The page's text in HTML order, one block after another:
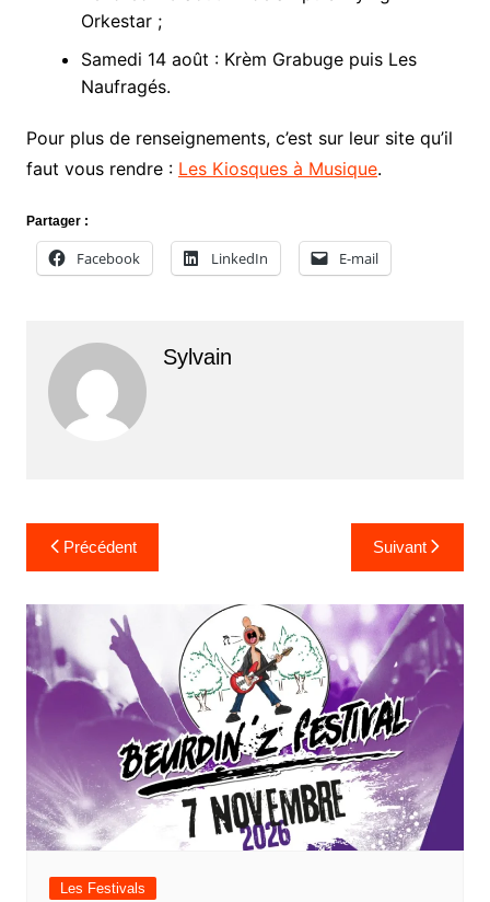
Orkestar ;
Samedi 14 août : Krèm Grabuge puis Les
Naufragés.
Pour plus de renseignements, c’est sur leur site qu’il
faut vous rendre : Les Kiosques à Musique.
Partager :
Facebook LinkedIn E-mail
Sylvain
Navigation
de
l’article
Précédent Suivant
Les Festivals